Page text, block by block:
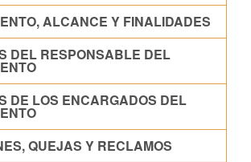
ALCANCE Y FINALIDADES
DEL RESPONSABLE DEL
DE LOS ENCARGADOS DEL
QUEJAS Y RECLAMOS